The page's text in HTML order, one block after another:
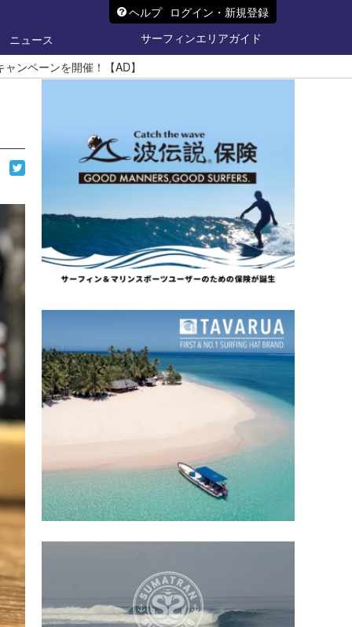
ヘルプ ログイン・新規登録
ニュース
サーフィンエリアガイド
ンペーンを開催！【AD】